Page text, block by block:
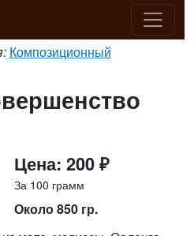
Композиционный
Цена: 200 ₽
За 100 грамм
Около 850 гр.